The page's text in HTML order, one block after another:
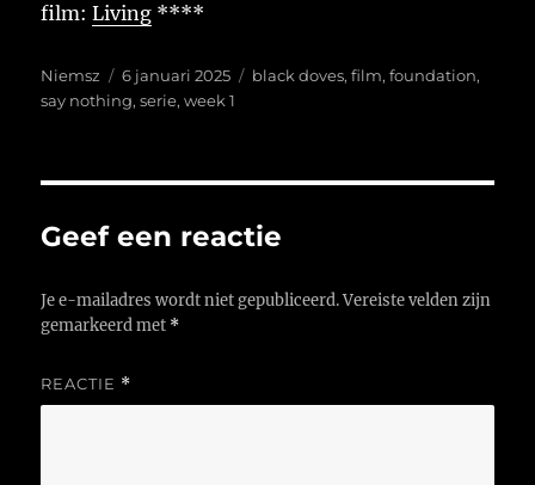
film:Living ****
Auteur
Niemsz
Geplaatst
op
6 januari 2025 Tags
black doves,film,foundation,
say nothing,serie,week 1
Geef een reactie
Je e-mailadres wordt niet gepubliceerd. Vereiste velden zijn
gemarkeerd met *
REACTIE *